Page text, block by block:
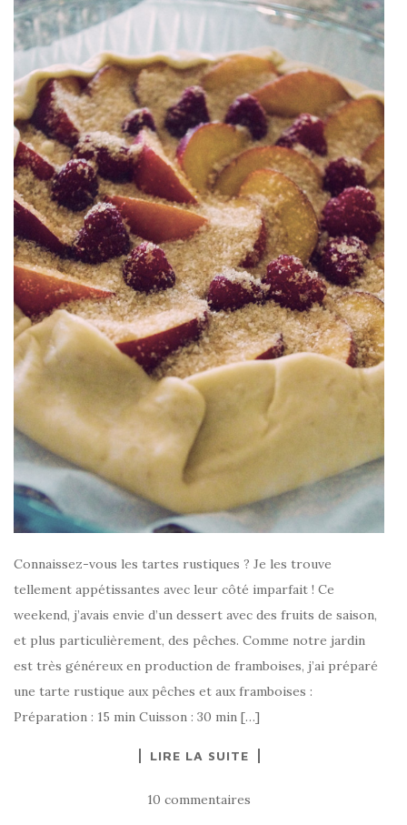
Connaissez-vous les tartes rustiques ? Je les trouve
tellement appétissantes avec leur côté imparfait ! Ce
weekend, j’avais envie d’un dessert avec des fruits de saison,
et plus particulièrement, des pêches. Comme notre jardin
est très généreux en production de framboises, j’ai préparé
une tarte rustique aux pêches et aux framboises :
Préparation : 15 min Cuisson : 30 min […]
LIRE LA SUITE
10 commentaires